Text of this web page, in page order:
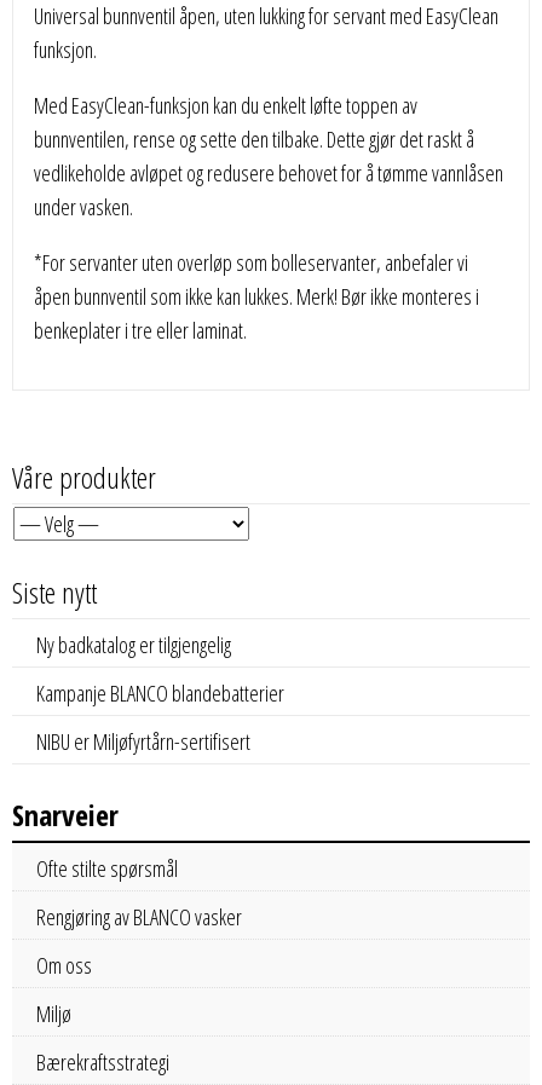
Universal bunnventil åpen, uten lukking for servant med EasyClean
funksjon.
Med EasyClean-funksjon kan du enkelt løfte toppen av
bunnventilen, rense og sette den tilbake. Dette gjør det raskt å
vedlikeholde avløpet og redusere behovet for å tømme vannlåsen
under vasken.
*For servanter uten overløp som bolleservanter, anbefaler vi
åpen bunnventil som ikke kan lukkes. Merk! Bør ikke monteres i
benkeplater i tre eller laminat.
Våre produkter
Siste nytt
Ny badkatalog er tilgjengelig
Kampanje BLANCO blandebatterier
NIBU er Miljøfyrtårn-sertifisert
Snarveier
Ofte stilte spørsmål
Rengjøring av BLANCO vasker
Om oss
Miljø
Bærekraftsstrategi